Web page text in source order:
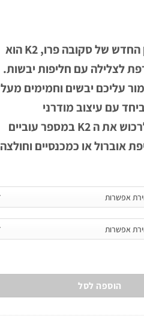
הלבוש התחתון החדש של סקובה פרו, K2 הוא
לצלילה עם חליפות יבשות.
עליכם יבשים וחמימים מעל
עם עיצוב מודרני
ומושך. תוכלו לרכוש את ה K2 במספר עוביים
אוברול או כמכנסיים וחולצה
הוספה לסל